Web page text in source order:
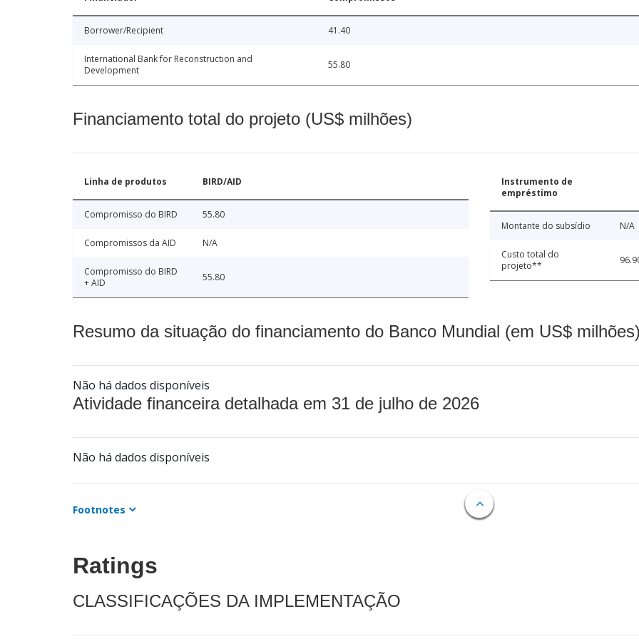
Borrower/Recipient 41.40
International Bank for Reconstruction and
Development
55.80
Financiamento total do projeto (US$ milhões)
Linha de produtos BIRD/AID
Compromisso do BIRD 55.80
Compromissos da AID N/A
Compromisso do BIRD
+ AID
55.80
Instrumento de
empréstimo
Montante do subsídio N/A
Custo total do
projeto**
Resumo da situação do financiamento do Banco Mundial (em US$
Não há dados disponíveis
Atividade financeira detalhada em 31 de julho de 2026
Não há dados disponíveis
Footnotes
Ratings
CLASSIFICAÇÕES DA IMPLEMENTAÇÃO